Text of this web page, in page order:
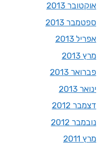
אוקטובר 2013
ספטמבר 2013
אפריל 2013
מרץ 2013
פברואר 2013
ינואר 2013
דצמבר 2012
נובמבר 2012
מרץ 2011